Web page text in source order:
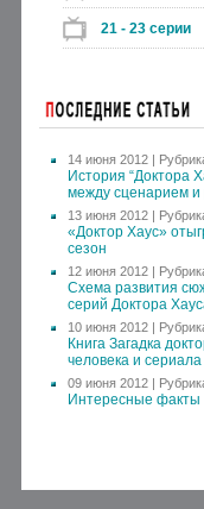
21 - 23 серии
14 июня 2012 |
История “Доктора
между сценарием и
13 июня 2012 |
«Доктор Хаус»
сезон
12 июня 2012 |
Схема развития
серий Доктора
10 июня 2012 |
Книга Загадка
человека и сериала
09 июня 2012 |
Интересные факты